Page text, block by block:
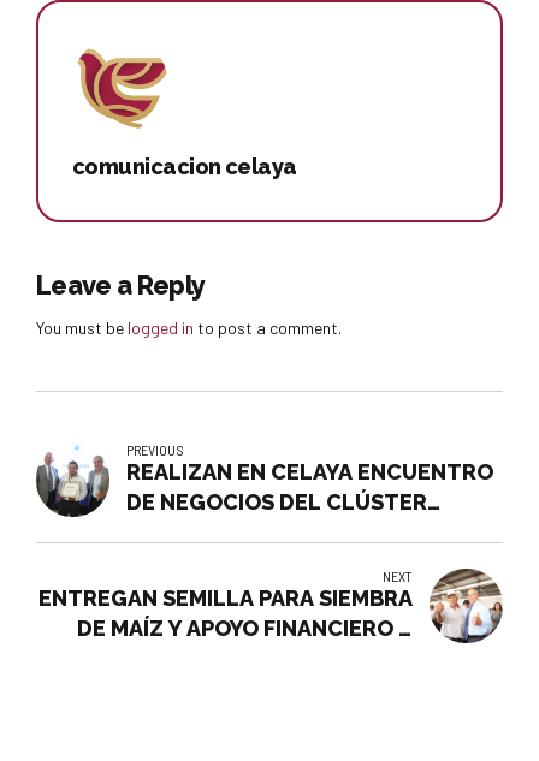
comunicacion celaya
Leave a Reply
You must be logged in to post a comment.
PREVIOUS
REALIZAN EN CELAYA ENCUENTRO
DE NEGOCIOS DEL CLÚSTER
NEXT
ENTREGAN SEMILLA PARA SIEMBRA
DE MAÍZ Y APOYO FINANCIERO A